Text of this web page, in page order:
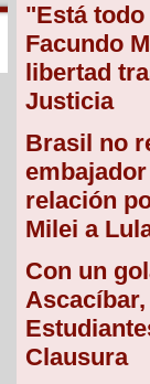
"Está
Facundo
libertad
Justicia
Brasil no
relación
Milei a
Con un
Clausura